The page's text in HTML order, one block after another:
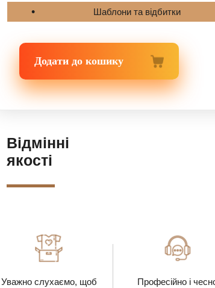
Шаблони та відбитки
Додати до кошику
Відмінні
якості
Уважно слухаємо, щоб
Професійно і